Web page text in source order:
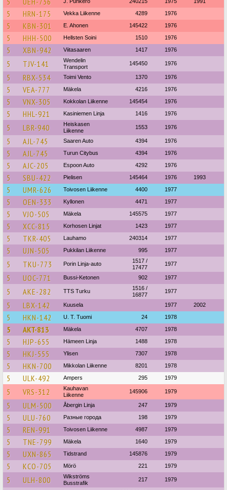
5 HRN-175 Vekka Liikenne 4289 1976
5 KBN-301 E. Ahonen 145422 1976
5 HHH-500 Hellsten Soini 1510 1976
5 XBN-942 Viitasaaren 1417 1976
5 TJV-141
Wendelin
Transport
145450 1976
5 RBX-534 Toimi Vento 1370 1976
5 VEA-777 Mäkela 4216 1976
5 VNX-305 Kokkolan Liikenne 145454 1976
5 HHL-921 Kasiniemen Linja 1416 1976
5 LBR-940
Heiskasen
Liikenne
1553 1976
5 AJL-745 Saaren Auto 4394 1976
5 AJL-745 Turun Citybus 4394 1976
5 AJC-205 Espoon Auto 4292 1976
5 SBU-422 Pielisen 145464 1976 1993
5 UMR-626 Toivosen Liikenne 4400 1977
5 OEN-333 Kyllonen 4471 1977
5 VJO-505 Mäkela 145575 1977
5 XCC-815 Korhosen Linjat 1423 1977
5 TKR-405 Lauhamo 240314 1977
5 UJN-505 Pukkilan Liikenne 995 1977
5 TKU-773 Porin Linja-auto
1517 /
17477
1977
5 UOC-771 Bussi-Ketonen 902 1977
5 AKE-282 TTS Turku
1516 /
16877
1977
5 LBX-142 Kuusela 1977 2002
5 HKN-142 U. T. Tuomi 24 1978
5 AKT-813 Mäkela 4707 1978
5 HJP-655 Hämeen Linja 1488 1978
5 HKJ-555 Ylisen 7307 1978
5 HKN-700 Mikkolan Liikenne 8201 1978
5 ULK-492 Ampers 295 1979
5 VRS-312
Kauhavan
Liikenne
145906 1979
5 ULM-500 Åbergin Linja 247 1979
5 ULU-760 Разные города 198 1979
5 REN-991 Toivosen Liikenne 4987 1979
5 TNE-799 Mäkela 1640 1979
5 UXN-865 Tidstrand 145876 1979
5 KCO-705 Mörö 221 1979
5 ULH-800
Wikströms
Busstrafik
217 1979